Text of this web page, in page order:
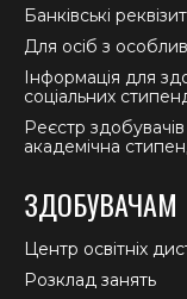
Банківські
Для осіб з
Інформація для
соціальних
Реєстр
академічна
ЗДОБУВАЧАМ
Центр освітніх
Розклад занять